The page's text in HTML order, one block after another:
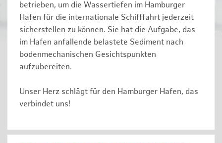
betrieben, um die Wassertiefen im Hamburger
Hafen für die internationale Schifffahrt jederzeit
sicherstellen zu können. Sie hat die Aufgabe, das
im Hafen anfallende belastete Sediment nach
bodenmechanischen Gesichtspunkten
aufzubereiten.
Unser Herz schlägt für den Hamburger Hafen, das
verbindet uns!